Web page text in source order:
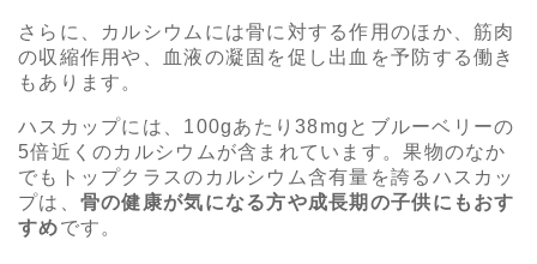
さらに、カルシウムには骨に対する作用のほか、筋肉
の収縮作用や、血液の凝固を促し出血を予防する働き
もあります。
ハスカップには、100gあたり38mgとブルーベリーの
5倍近くのカルシウムが含まれています。果物のなか
でもトップクラスのカルシウム含有量を誇るハスカッ
プは、 骨の健康が気になる方や成長期の子供にもおす
すめです。